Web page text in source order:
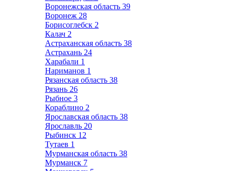
Воронежская область 39
Воронеж 28
Борисоглебск 2
Калач 2
Астраханская область 38
Астрахань 24
Харабали 1
Нариманов 1
Рязанская область 38
Рязань 26
Рыбное 3
Кораблино 2
Ярославская область 38
Ярославль 20
Рыбинск 12
Тутаев 1
Мурманская область 38
Мурманск 7